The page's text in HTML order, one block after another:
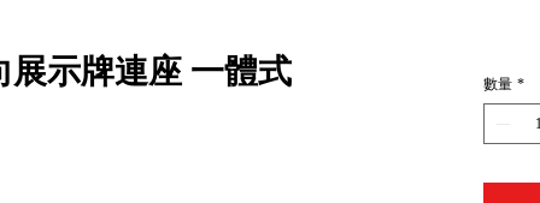
展示牌連座 一體式 數量 *